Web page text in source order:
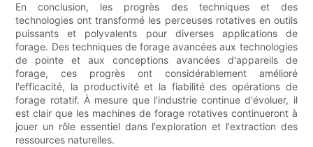
En conclusion, les progrès des techniques et des
technologies ont transformé les perceuses rotatives en outils
puissants et polyvalents pour diverses applications de
forage. Des techniques de forage avancées aux technologies
de pointe et aux conceptions avancées d'appareils de
forage, ces progrès ont considérablement amélioré
l'efficacité, la productivité et la fiabilité des opérations de
forage rotatif. À mesure que l'industrie continue d'évoluer, il
est clair que les machines de forage rotatives continueront à
jouer un rôle essentiel dans l'exploration et l'extraction des
ressources naturelles.